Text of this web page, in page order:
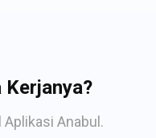
Kerjanya?
Anabul.